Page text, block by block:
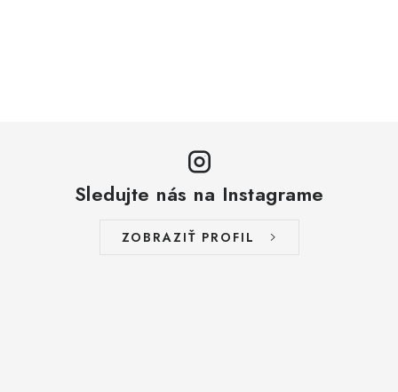
Sledujte nás na Instagrame
ZOBRAZIŤ PROFIL